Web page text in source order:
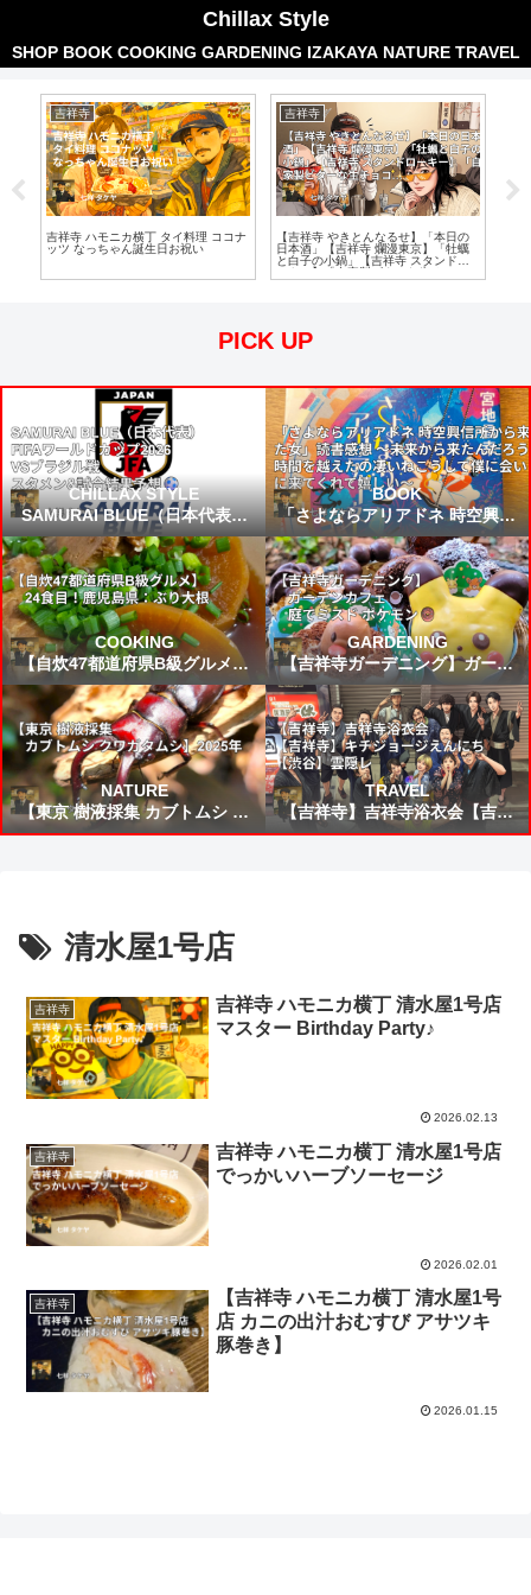
Chillax Style
SHOP BOOK COOKING GARDENING IZAKAYA NATURE TRAVEL
吉祥寺
吉祥寺 ハモニカ横丁 タイ料理 ココナ
ッツ なっちゃん誕生日お祝い
吉祥寺
【吉祥寺 やきとんなるせ】「本日の
日本酒」【吉祥寺 爛漫東京】「牡蠣
と白子の小鍋」【吉祥寺 スタンドロ
ーキー】「自家製ビターな生チョコ、
バスクチーズケーキ バニラアイス添
PICK UP
CHILLAX STYLE
SAMURAI BLUE（日本代表）
FIFAワールドカップ2026 VSブ
ラジル戦 スタメン&試合結果予
想⚽
BOOK
「さよならアリアドネ 時空興信
所から来た女」読書感想 ～未来
から来たんだろう時間を越えた
の凄いねこうして僕に会いに来
てくれて嬉しい～
COOKING
【自炊47都道府県B級グルメ】
24食目！鹿児島県：ぶり大根
GARDENING
【吉祥寺ガーデニング】ガーデ
ンカフェ☕庭でミスド ポケモン
🍩
NATURE
【東京 樹液採集 カブトムシ ク
ワガタムシ】2025年
TRAVEL
【吉祥寺】吉祥寺浴衣会【吉祥
寺】キチジョージえんにち【渋
清水屋1号店
吉祥寺
吉祥寺 ハモニカ横丁 清水屋1号店
マスター Birthday Party♪
2026.02.13
吉祥寺
吉祥寺 ハモニカ横丁 清水屋1号店
でっかいハーブソーセージ
2026.02.01
吉祥寺
【吉祥寺 ハモニカ横丁 清水屋1号
店 カニの出汁おむすび アサツキ
豚巻き】
2026.01.15